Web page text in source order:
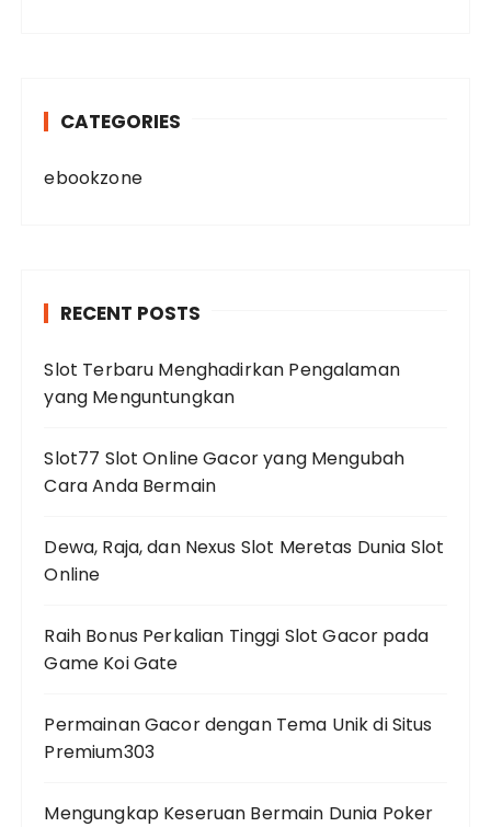
CATEGORIES
ebookzone
RECENT POSTS
Slot Terbaru Menghadirkan Pengalaman
yang Menguntungkan
Slot77 Slot Online Gacor yang Mengubah
Cara Anda Bermain
Dewa, Raja, dan Nexus Slot Meretas Dunia Slot
Online
Raih Bonus Perkalian Tinggi Slot Gacor pada
Game Koi Gate
Permainan Gacor dengan Tema Unik di Situs
Premium303
Mengungkap Keseruan Bermain Dunia Poker